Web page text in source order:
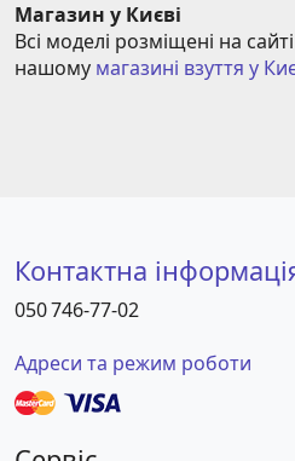
Магазин у Києві
Всі моделі розміщені на
нашому магазині взуття у
Контактна
050 746-77-02
Адреси та режим роботи